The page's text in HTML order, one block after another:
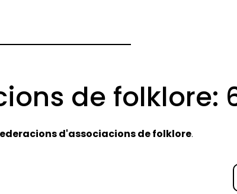
de folklore:
d'associacions de folklore.